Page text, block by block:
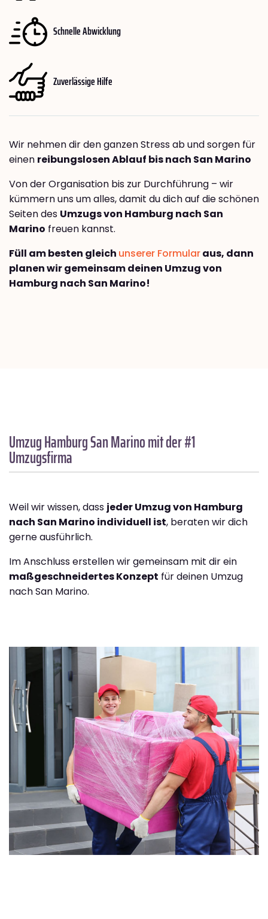
Schnelle Abwicklung
Zuverlässige Hilfe
Wir nehmen dir den ganzen Stress ab und sorgen für
einen reibungslosen Ablauf bis nach San Marino
Von der Organisation bis zur Durchführung – wir
kümmern uns um alles, damit du dich auf die schönen
Seiten des Umzugs von Hamburg nach San
Marino freuen kannst.
Füll am besten gleich unserer Formularaus, dann
planen wir gemeinsam deinen Umzug von
Hamburg nach San Marino!
Umzug HamburgSan Marinomit der #1
Umzugsfirma
Weil wir wissen, dass jeder Umzug von Hamburg
nach San Marino individuell ist, beraten wir dich
gerne ausführlich.
Im Anschluss erstellen wir gemeinsam mit dir ein
maßgeschneidertes Konzept für deinen Umzug
nach San Marino.